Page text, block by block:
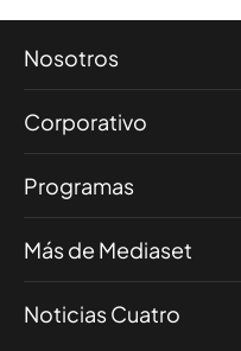
Nosotros
Corporativo
Programas
Más de Mediaset
Noticias Cuatro